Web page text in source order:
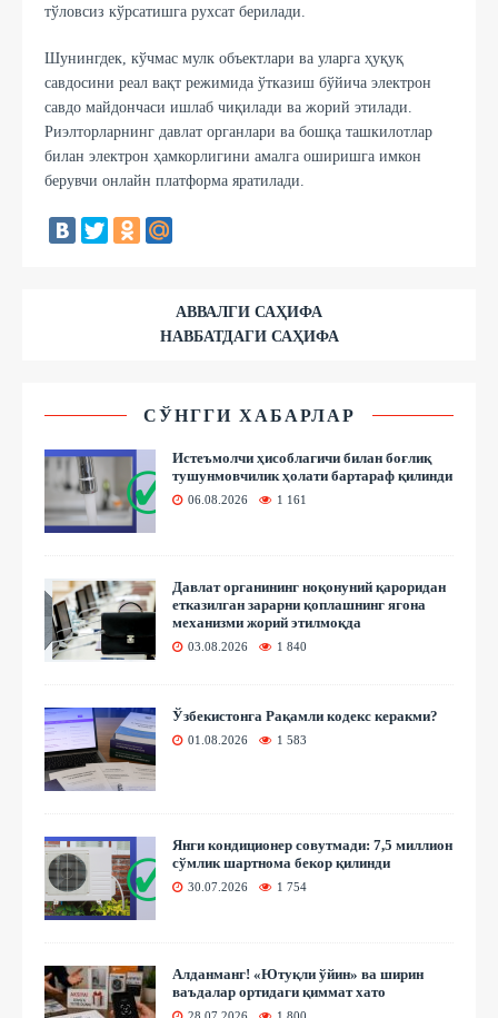
тўловсиз кўрсатишга рухсат берилади.
Шунингдек, кўчмас мулк объектлари ва уларга ҳуқуқ
савдосини реал вақт режимида ўтказиш бўйича электрон
савдо майдончаси ишлаб чиқилади ва жорий этилади.
Риэлторларнинг давлат органлари ва бошқа ташкилотлар
билан электрон ҳамкорлигини амалга оширишга имкон
берувчи онлайн платформа яратилади.
АВВАЛГИ САҲИФА
НАВБАТДАГИ САҲИФА
СЎНГГИ ХАБАРЛАР
Истеъмолчи ҳисоблагичи билан боғлиқ
тушунмовчилик ҳолати бартараф қилинди
06.08.2026 1 161
Давлат органининг ноқонуний қароридан
етказилган зарарни қоплашнинг ягона
механизми жорий этилмоқда
03.08.2026 1 840
Ўзбекистонга Рақамли кодекс керакми?
01.08.2026 1 583
Янги кондиционер совутмади: 7,5 миллион
сўмлик шартнома бекор қилинди
30.07.2026 1 754
Алданманг! «Ютуқли ўйин» ва ширин
ваъдалар ортидаги қиммат хато